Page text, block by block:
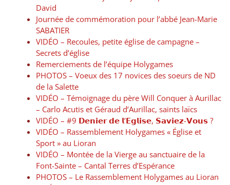
David
Journée de commémoration pour l’abbé Jean-Marie
SABATIER
VIDÉO – Recoules, petite église de campagne –
Secrets d’église
Remerciements de l’équipe Holygames
PHOTOS – Voeux des 17 novices des soeurs de ND
de la Salette
VIDÉO – Témoignage du père Will Conquer à Aurillac
– Carlo Acutis et Géraud d’Aurillac, saints laïcs
VIDÉO – #9 𝗗𝗲𝗻𝗶𝗲𝗿 𝗱𝗲 𝗹’𝗘𝗴𝗹𝗶𝘀𝗲, 𝗦𝗮𝘃𝗶𝗲𝘇-𝗩𝗼𝘂𝘀 ?
VIDÉO – Rassemblement Holygames « Église et
Sport » au Lioran
VIDÉO – Montée de la Vierge au sanctuaire de la
Font-Sainte – Cantal Terres d’Espérance
PHOTOS – Le Rassemblement Holygames au Lioran